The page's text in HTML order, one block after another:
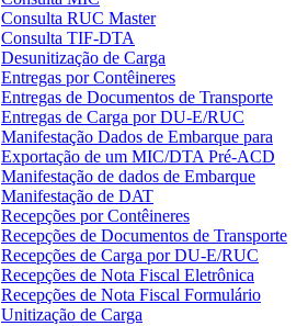
Consulta RUC Master
Consulta TIF-DTA
Desunitização de Carga
Entregas por Contêineres
Entregas de Documentos de Transporte
Entregas de Carga por DU-E/RUC
Manifestação Dados de Embarque para
Exportação de um MIC/DTA Pré-ACD
Manifestação de dados de Embarque
Manifestação de DAT
Recepções por Contêineres
Recepções de Documentos de Transporte
Recepções de Carga por DU-E/RUC
Recepções de Nota Fiscal Eletrônica
Recepções de Nota Fiscal Formulário
Unitização de Carga